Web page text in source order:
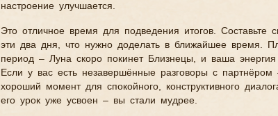
настроение улучшается.
Это отличное время для подведения итогов. Составьте
эти два дня, что нужно доделать в ближайшее время.
период – Луна скоро покинет Близнецы, и ваша
Если у вас есть незавершённые разговоры с
хороший момент для спокойного, конструктивного
его урок уже усвоен – вы стали мудрее.